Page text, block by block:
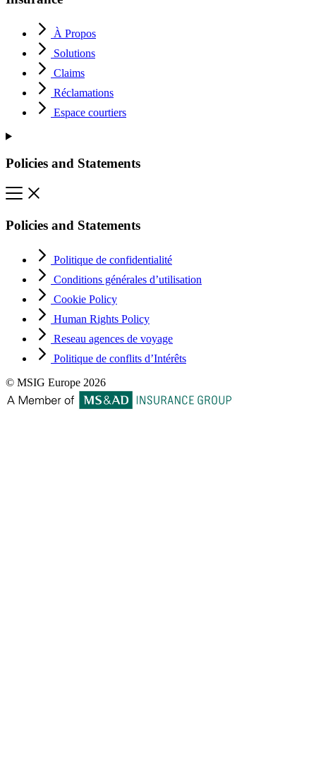
À Propos
Solutions
Claims
Réclamations
Espace courtiers
Policies and Statements
Policies and Statements
Politique de confidentialité
Conditions générales d’utilisation
Cookie Policy
Human Rights Policy
Reseau agences de voyage
Politique de conflits d’Intérêts
© MSIG Europe 2026